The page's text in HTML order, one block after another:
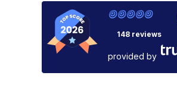
148 reviews
provided by